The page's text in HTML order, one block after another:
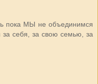
пока МЫ не объединимся
за себя, за свою семью, за